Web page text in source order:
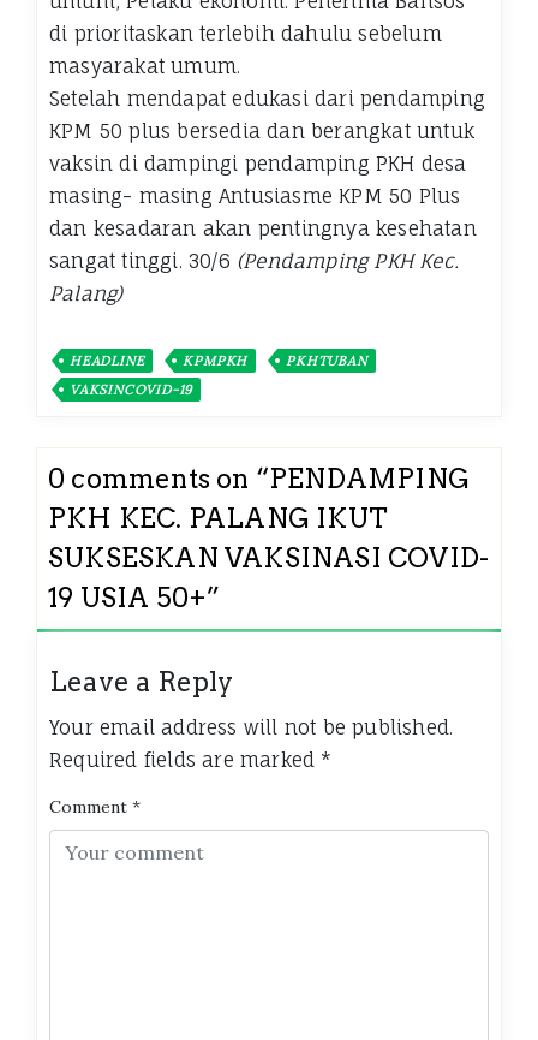
di prioritaskan terlebih dahulu sebelum
masyarakat umum.
Setelah mendapat edukasi dari pendamping
KPM 50 plus bersedia dan berangkat untuk
vaksin di dampingi pendamping PKH desa
masing- masing Antusiasme KPM 50 Plus
dan kesadaran akan pentingnya kesehatan
sangat tinggi. 30/6 (Pendamping PKH Kec.
Palang)
HEADLINE KPMPKH
PKHTUBAN
VAKSINCOVID-19
0 comments on “PENDAMPING
PKH KEC. PALANG IKUT
SUKSESKAN VAKSINASI COVID-
19 USIA 50+”
Leave a Reply
Your email address will not be published.
Required fields are marked *
Comment *